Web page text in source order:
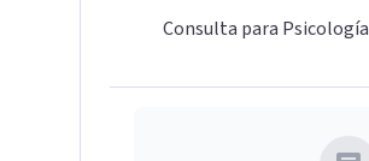
Consulta para Psicología